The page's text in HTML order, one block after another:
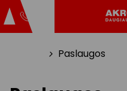
Paslaugos